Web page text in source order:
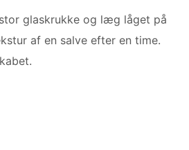
glaskrukke og læg låget på
af en salve efter en time.